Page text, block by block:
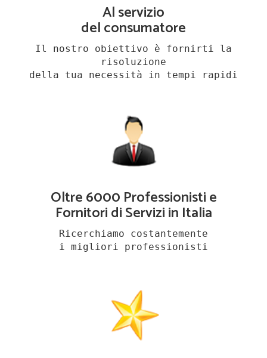
Al servizio
del consumatore
Il nostro obiettivo è fornirti la
risoluzione
della tua necessità in tempi rapidi
Oltre 6000 Professionisti e
Fornitori di Servizi in Italia
Ricerchiamo costantemente
i migliori professionisti